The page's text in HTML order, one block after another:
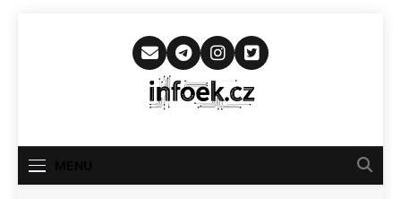
Infoek.cz
Novinkám